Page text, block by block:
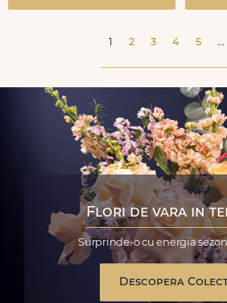
1 2 3 4 5 ...
Flori de vara in
Surprinde-o cu energia
Descopera